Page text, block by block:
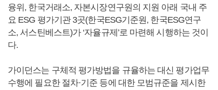
융위, 한국거래소, 자본시장연구원의 지원 아래 국내 주
요 ESG 평가기관 3곳(한국ESG기준원, 한국ESG연구
소, 서스틴베스트)가 ‘자율규제’로 마련해 시행하는 것이
다.
가이던스는 구체적 평가방법을 규율하는 대신 평가업무
수행에 필요한 절차·기준 등에 대한 모범규준을 제시한